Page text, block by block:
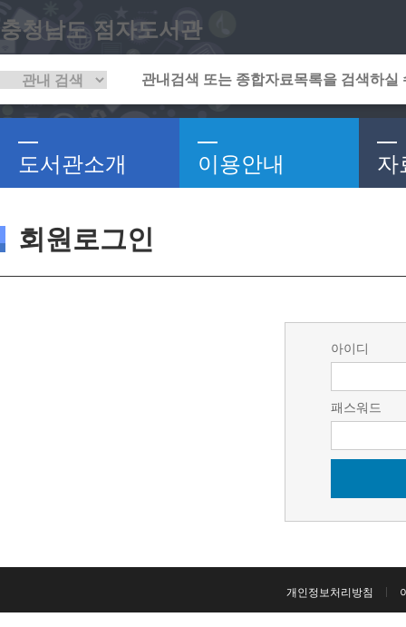
충청남도 점자도서관
도서관소개 이용안내 자
회원로그인
아이디
패스워드
개인정보처리방침